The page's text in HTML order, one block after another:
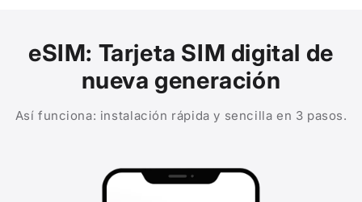
eSIM: Tarjeta SIM digital de
nueva generación
Así funciona: instalación rápida y sencilla en 3 pasos.